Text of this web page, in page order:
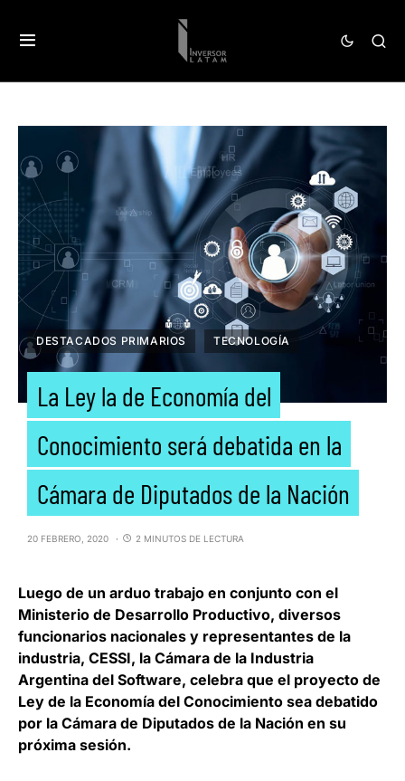
DESTACADOS PRIMARIOS TECNOLOGÍA
La Ley la de Economía del
Conocimiento será debatida en la
Cámara de Diputados de la Nación
20 FEBRERO, 2020 2 MINUTOS DE LECTURA
Luego de un arduo trabajo en conjunto con el
Ministerio de Desarrollo Productivo, diversos
funcionarios nacionales y representantes de la
industria, CESSI, la Cámara de la Industria
Argentina del Software, celebra que el proyecto de
Ley de la Economía del Conocimiento sea debatido
por la Cámara de Diputados de la Nación en su
próxima sesión.